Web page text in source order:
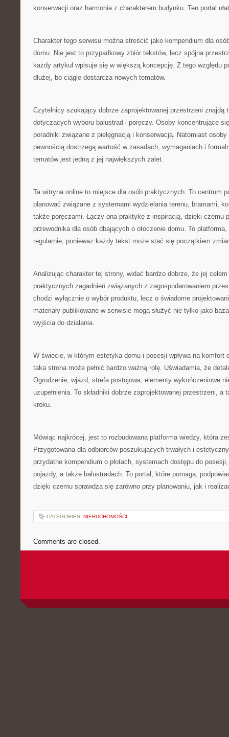
konserwacji oraz harmonia z charakterem budynku. Ten portal
Charakter tego serwisu można streścić jako kompendium dla
domu. Nie jest to przypadkowy zbiór tekstów, lecz spójna
każdy artykuł wpisuje się w większą koncepcję. Z tego względu
dłużej, bo ciągle dostarcza nowych tematów.
Czytelnicy szukający dobrze zaprojektowanej przestrzeni znajdą
dotyczących wyboru balustrad i poręczy. Osoby koncentrujące
poradniki związane z pielęgnacją i konserwacją. Natomiast
pewnością dostrzegą wartość w zasadach, wymaganiach i
tematów jest jedną z jej największych zalet.
Ta witryna online to miejsce dla osób praktycznych. To centrum
planować związane z systemami wydzielania terenu, bramami,
także poręczami. Łączy ona praktykę z inspiracją, dzięki czemu
przewodnika dla osób dbających o otoczenie domu. To
regularnie, ponieważ każdy tekst może stać się początkiem
Analizując charakter tej strony, widać bardzo dobrze, że jej
praktycznych zagadnień związanych z zagospodarowaniem
chodzi wyłącznie o wybór produktu, lecz o świadome
materiały publikowane w serwisie mogą służyć nie tylko jako
wyjścia do działania.
W świecie, w którym estetyka domu i posesji wpływa na komfort
taka strona może pełnić bardzo ważną rolę. Uświadamia, że
Ogrodzenie, wjazd, strefa postojowa, elementy wykończeniowe
uzupełnienia. To składniki dobrze zaprojektowanej przestrzeni, a
kroku.
Mówiąc najkrócej, jest to rozbudowana platforma wiedzy, która
Przygotowana dla odbiorców poszukujących trwałych i
przydatne kompendium o płotach, systemach dostępu do
pojazdy, a także balustradach. To portal, które pomaga,
dzięki czemu sprawdza się zarówno przy planowaniu, jak i
CATEGORIES: NIERUCHOMOŚCI
Comments are closed.